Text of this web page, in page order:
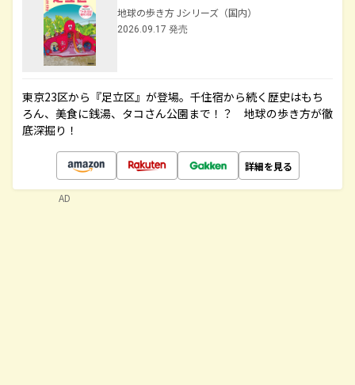
地球の歩き方 Jシリーズ（国内）
2026.09.17 発売
東京23区から『足立区』が登場。千住宿から続く歴史はもち
ろん、美食に銭湯、タコさん公園まで！？ 地球の歩き方が徹
底深掘り！
詳細を見る
AD